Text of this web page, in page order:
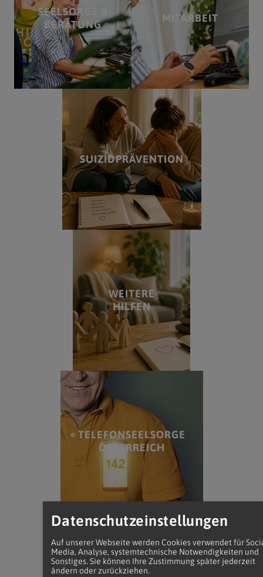
SEELSORGE &
BERATUNG
MITARBEIT
SUIZIDPRÄVENTION
WEITERE
HILFEN
TELEFONSEELSORGE
ÖSTERREICH
Datenschutzeinstellungen
Auf unserer Webseite werden Cookies verwendet für
Media, Analyse, systemtechnische Notwendigkeiten und
Sonstiges. Sie können Ihre Zustimmung später jederzeit
ändern oder zurückziehen.